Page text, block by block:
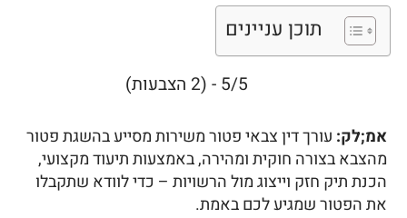
תוכן עניינים
5/5 - (2 הצבעות)
אמ;לק: עורך דין צבאי פטור משירות מסייע בהשגת פטור
מהצבא בצורה חוקית ומהירה, באמצעות תיעוד מקצועי,
הכנת תיק חזק וייצוג מול הרשויות – כדי לוודא שתקבלו
את הפטור שמגיע לכם באמת.